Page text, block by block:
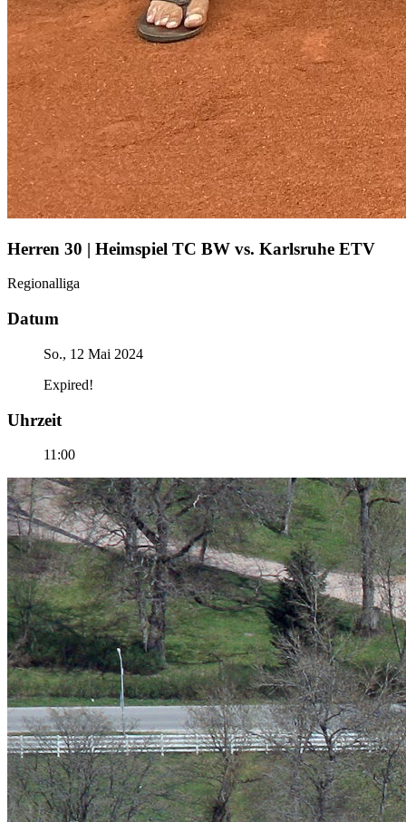
Herren 30 | Heimspiel TC BW vs. Karlsruhe ETV
Regionalliga
Datum
So., 12 Mai 2024
Expired!
Uhrzeit
11:00